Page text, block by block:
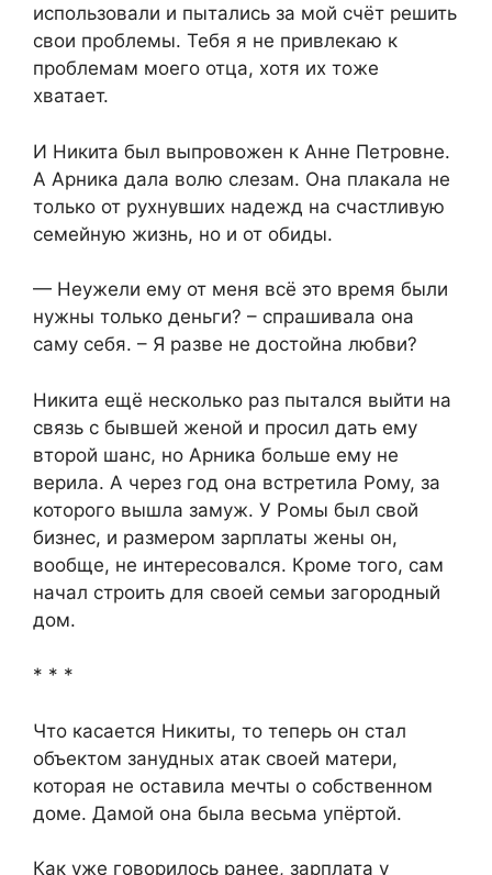
использовали и пытались за мой счёт решить
свои проблемы. Тебя я не привлекаю к
проблемам моего отца, хотя их тоже
хватает.
И Никита был выпровожен к Анне Петровне.
А Арника дала волю слезам. Она плакала не
только от рухнувших надежд на счастливую
семейную жизнь, но и от обиды.
— Неужели ему от меня всё это время были
нужны только деньги? – спрашивала она
саму себя. – Я разве не достойна любви?
Никита ещё несколько раз пытался выйти на
связь с бывшей женой и просил дать ему
второй шанс, но Арника больше ему не
верила. А через год она встретила Рому, за
которого вышла замуж. У Ромы был свой
бизнес, и размером зарплаты жены он,
вообще, не интересовался. Кроме того, сам
начал строить для своей семьи загородный
дом.
* * *
Что касается Никиты, то теперь он стал
объектом занудных атак своей матери,
которая не оставила мечты о собственном
доме. Дамой она была весьма упёртой.
Как уже говорилось ранее, зарплата у